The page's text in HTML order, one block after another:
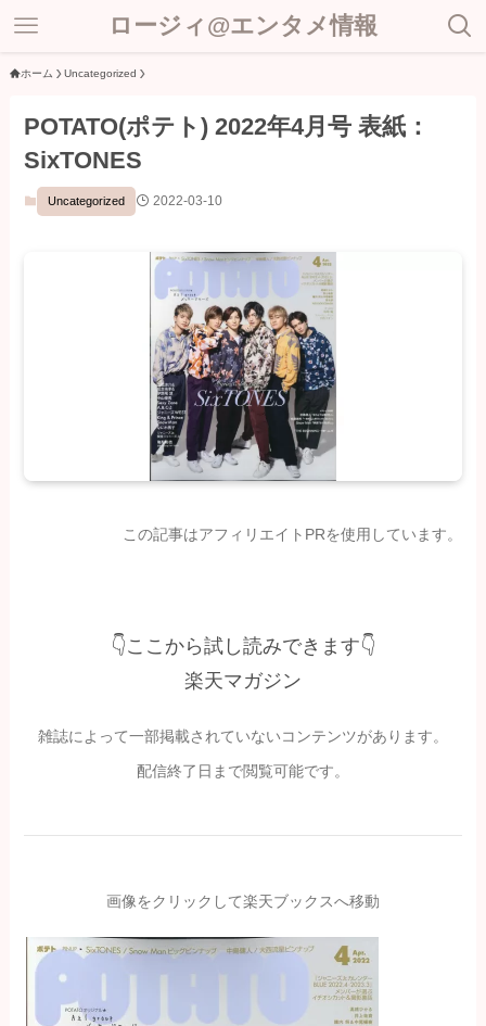
ロージィ@エンタメ情報
ホーム Uncategorized
POTATO(ポテト) 2022年4月号 表紙：
SixTONES
Uncategorized 2022-03-10
この記事はアフィリエイトPRを使用しています。
👇ここから試し読みできます👇
楽天マガジン
雑誌によって一部掲載されていないコンテンツがあります。
配信終了日まで閲覧可能です。
画像をクリックして楽天ブックスへ移動